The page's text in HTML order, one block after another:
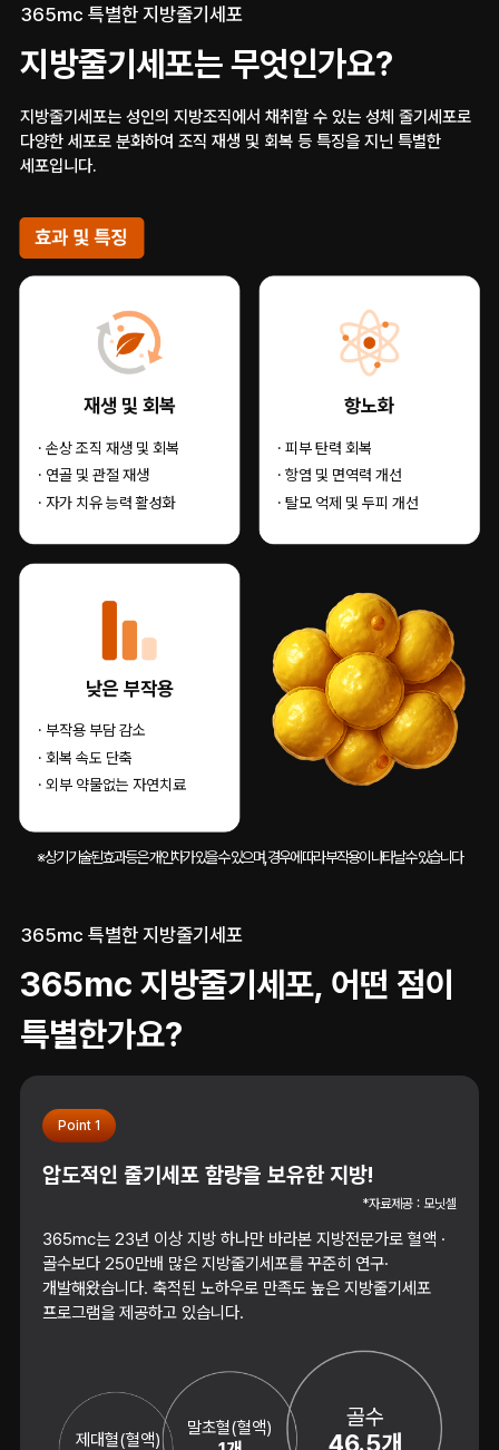
365mc 특별한 지방줄기세포
지방줄기세포는 무엇인가요?
지방줄기세포는 성인의 지방조직에서 채취할 수 있는 성체 줄기세포로
다양한 세포로 분화하여 조직 재생 및 회복 등 특징을 지닌 특별한
세포입니다.
재생 및 회복
· 손상 조직 재생 및 회복
· 연골 및 관절 재생
· 자가 치유 능력 활성화
항노화
· 피부 탄력 회복
· 항염 및 면역력 개선
· 탈모 억제 및 두피 개선
낮은 부작용
· 부작용 부담 감소
· 회복 속도 단축
· 외부 약물없는 자연치료
※ 상기 기술된 효과 등은 개인차가 있을 수 있으며, 경우에 따라 부작용이 나타날 수 있습니다
365mc 특별한 지방줄기세포
365mc 지방줄기세포, 어떤 점이
특별한가요?
Point 1
압도적인 줄기세포 함량을 보유한 지방!
*자료제공 : 모닛셀
365mc는 23년 이상 지방 하나만 바라본 지방전문가로 혈액 ·
골수보다 250만배 많은 지방줄기세포를 꾸준히 연구·
개발해왔습니다. 축적된 노하우로 만족도 높은 지방줄기세포
프로그램을 제공하고 있습니다.
제대혈(혈액)
말초혈(혈액) 골수
46.5개